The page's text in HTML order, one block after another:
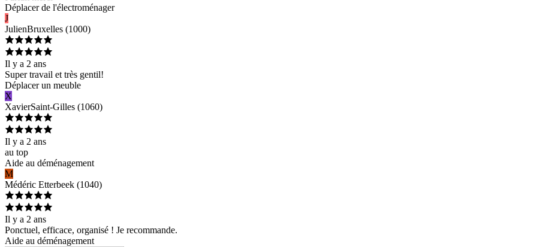
Déplacer de l'électroménager
J
JulienBruxelles (1000)
Il y a 2 ans
Super travail et très gentil!
Déplacer un meuble
X
XavierSaint-Gilles (1060)
Il y a 2 ans
au top
Aide au déménagement
M
Médéric Etterbeek (1040)
Il y a 2 ans
Ponctuel, efficace, organisé ! Je recommande.
Aide au déménagement